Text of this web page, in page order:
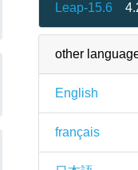
Leap-15.6
other
English
français